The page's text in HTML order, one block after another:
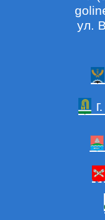
Наши победы
ул.